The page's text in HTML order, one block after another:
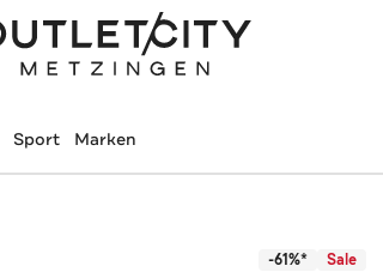
Sport Marken
-61%* Sale